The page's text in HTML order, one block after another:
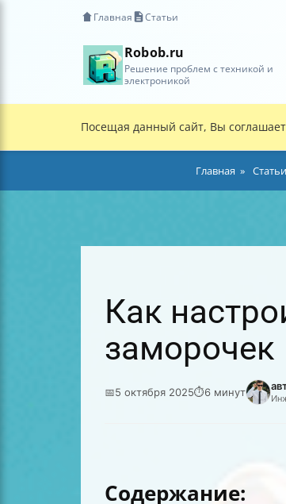
Главная Статьи
Robob.ru
Решение проблем с техникой и
электроникой
Посещая данный сайт, Вы
Главная Статьи
Как
заморочек
📅5 октября 2025⏱6 минут
Содержание: